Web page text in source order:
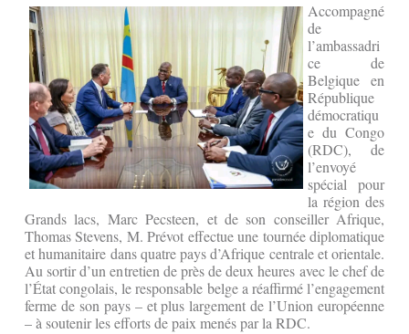
Accompagné
de
l’ambassadri
ce de
Belgique en
République
démocratiqu
e du Congo
(RDC), de
l’envoyé
spécial pour
la région des
Grands lacs, Marc Pecsteen, et de son conseiller Afrique,
Thomas Stevens, M. Prévot effectue une tournée diplomatique
et humanitaire dans quatre pays d’Afrique centrale et orientale.
Au sortir d’un entretien de près de deux heures avec le chef de
l’État congolais, le responsable belge a réaffirmé l’engagement
ferme de son pays – et plus largement de l’Union européenne
– à soutenir les efforts de paix menés par la RDC.